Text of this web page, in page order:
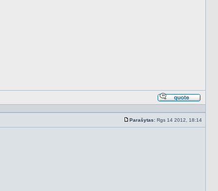
Atsakyti
Standartinė
Parašytas: Rgs 14 2012, 18:14